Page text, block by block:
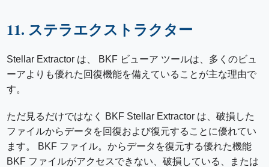
11. ステラエクストラクター
Stellar Extractor は、 BKF ビューア ツールは、多くのビュ
ーアよりも優れた回復機能を備えていることが主な理由で
す。
ただ見るだけではなく BKF Stellar Extractor は、破損した
ファイルからデータを回復および復元することに優れてい
ます。 BKF ファイル。からデータを復元する優れた機能
BKF ファイルがアクセスできない、破損している、または